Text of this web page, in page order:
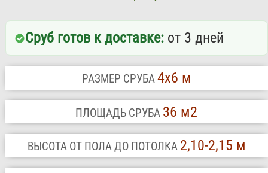
Сруб готов к доставке:от 3 дней
РАЗМЕР СРУБА4х6 м
ПЛОЩАДЬ СРУБА 36 м2
ВЫСОТА ОТ ПОЛА ДО ПОТОЛКА 2,10-2,15 м